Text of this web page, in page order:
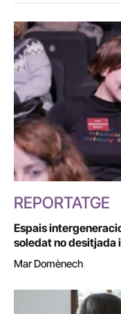
REPORTATGE
Espais
soledat no desitjada
Mar Domènech